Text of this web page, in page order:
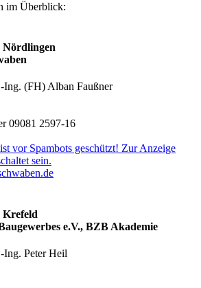
im Überblick:
Ing. (FH) Alban Faußner
09081 2597-16
vor Spambots geschützt! Zur Anzeige
sein.
Krefeld
e.V., BZB Akademie
Ing. Peter Heil